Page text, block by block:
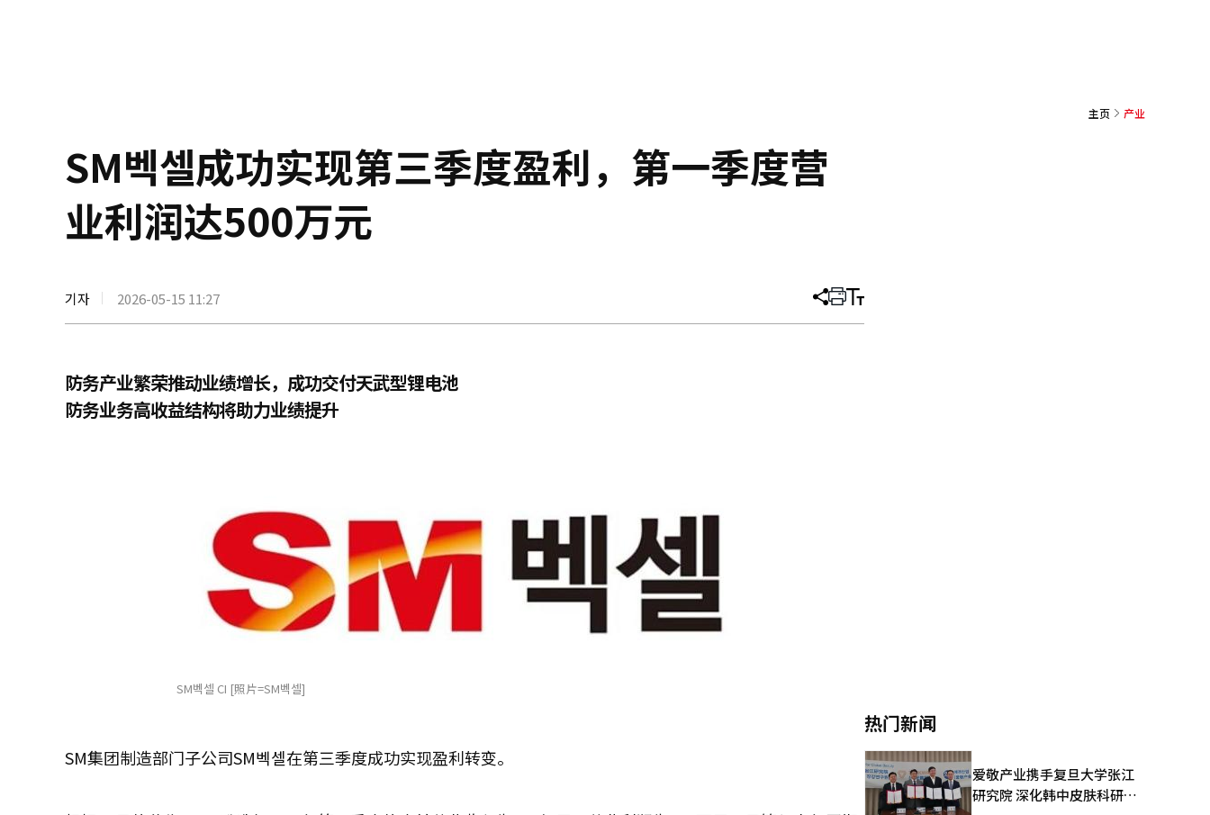
主页 产业
SM벡셀成功实现第三季度盈利，第一季度营
业利润达500万元
기자 2026-05-15 11:27 分
文
打 调
大
防务产业繁荣推动业绩增长，成功交付天武型锂电池
防务业务高收益结构将助力业绩提升
SM벡셀 CI [照片=SM벡셀]
SM集团制造部门子公司SM벡셀在第三季度成功实现盈利转变。
热门新闻
爱敬产业携手复旦大学张江
研究院 深化韩中皮肤科研合